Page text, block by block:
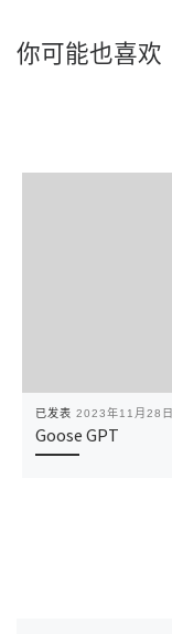
你可能也喜欢
已发表 2023年11月28日
Goose GPT